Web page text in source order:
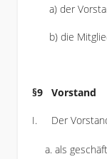
a) der
b) die
§9 Vorstand
I. Der
als